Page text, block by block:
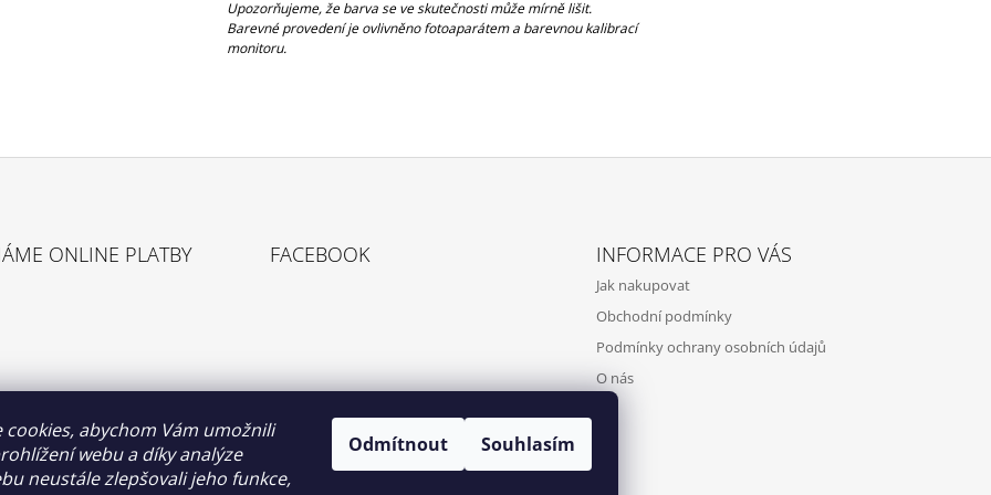
cookies, abychom Vám umožnili
webu a díky analýze
neustále zlepšovali jeho funkce,
Odmítnout Souhlasím
Upozorňujeme, že barva se ve skutečnosti může mírně lišit.
Barevné provedení je ovlivněno fotoaparátem a barevnou kalibrací
monitoru.
ONLINE PLATBY FACEBOOK INFORMACE PRO VÁS
Jak nakupovat
Obchodní podmínky
Podmínky ochrany osobních údajů
O nás